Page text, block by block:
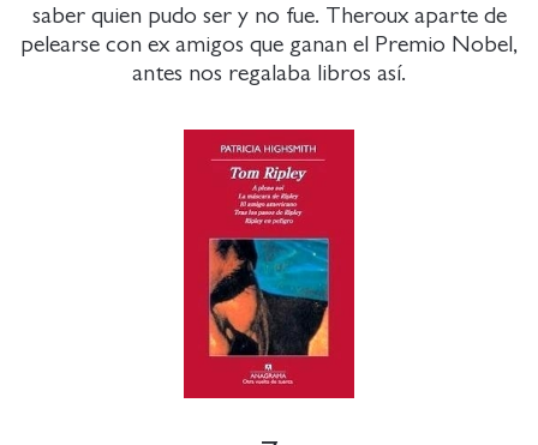
saber quien pudo ser y no fue. Theroux aparte de
pelearse con ex amigos que ganan el Premio Nobel,
antes nos regalaba libros así.